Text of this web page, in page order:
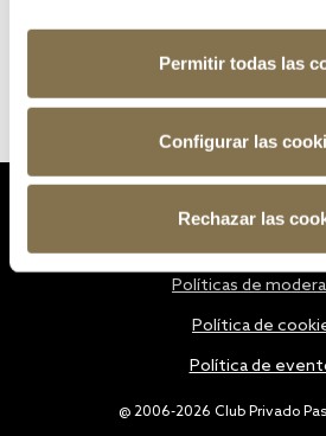
Permitir todas las
Configurar las
Rechazar las
@ 2006-2026 Club Privado
Políticas de
Política de
Política de